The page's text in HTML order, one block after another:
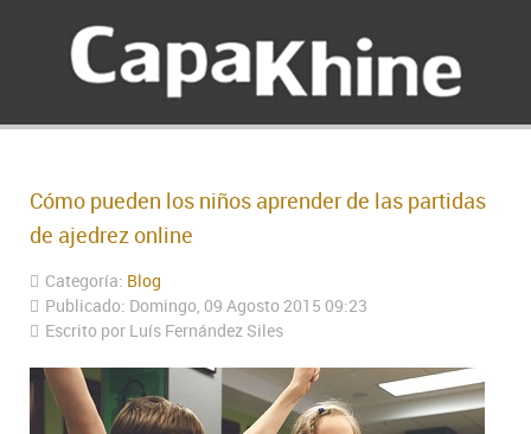
Cómo pueden los niños aprender de las partidas
de ajedrez online
Categoría: Blog
Publicado: Domingo, 09 Agosto 2015 09:23
Escrito por Luís Fernández Siles